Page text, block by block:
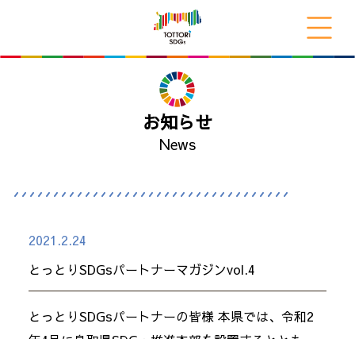
お知らせ
News
2021.2.24
とっとりSDGsパートナーマガジンvol.4
とっとりSDGsパートナーの皆様 本県では、令和2